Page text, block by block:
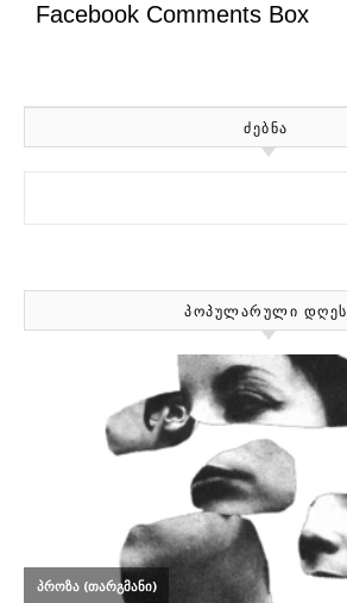
Facebook Comments Box
ᲫᲔᲑᲜᲐ
ᲞᲝᲞᲣᲚᲐᲠᲣᲚᲘ ᲓᲦᲔᲡ